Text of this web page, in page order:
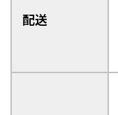
配送